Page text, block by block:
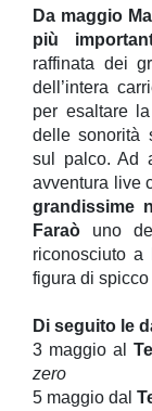
Da maggio
più
raffinata dei
dell’intera
per esaltare
delle sonorità
sul palco. Ad
avventura live
grandissime
Faraò uno
riconosciuto a
figura di
Di seguito le
3 maggio al
zero
5 maggio dal